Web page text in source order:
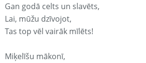
Gan godā celts un slavēts,
Lai, mūžu dzīvojot,
Tas top vēl vairāk mīlēts!
Miķelīšu mākonī,